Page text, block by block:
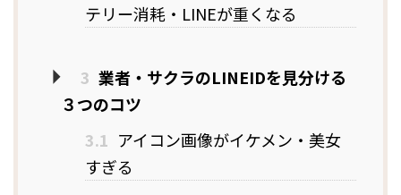
テリー消耗・LINEが重くなる
3 業者・サクラのLINEIDを見分ける
３つのコツ
3.1 アイコン画像がイケメン・美女
すぎる